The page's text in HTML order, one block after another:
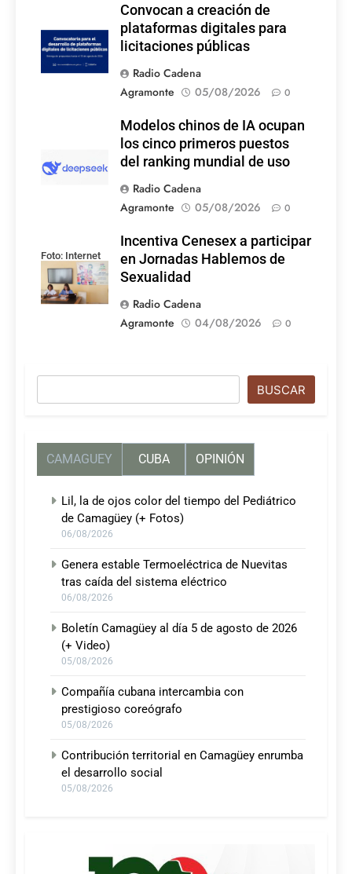
Convocan a creación de
plataformas digitales para
licitaciones públicas
Radio Cadena
Agramonte
05/08/2026 0
Modelos chinos de IA ocupan
los cinco primeros puestos
del ranking mundial de uso
Radio Cadena
Agramonte
05/08/2026 0
Foto: Internet
Incentiva Cenesex a participar
en Jornadas Hablemos de
Sexualidad
Radio Cadena
Agramonte
04/08/2026 0
BUSCAR
CAMAGUEY CUBA OPINIÓN
Lil, la de ojos color del tiempo del Pediátrico
de Camagüey (+ Fotos)
06/08/2026
Genera estable Termoeléctrica de Nuevitas
tras caída del sistema eléctrico
06/08/2026
Boletín Camagüey al día 5 de agosto de 2026
(+ Video)
05/08/2026
Compañía cubana intercambia con
prestigioso coreógrafo
05/08/2026
Contribución territorial en Camagüey enrumba
el desarrollo social
05/08/2026